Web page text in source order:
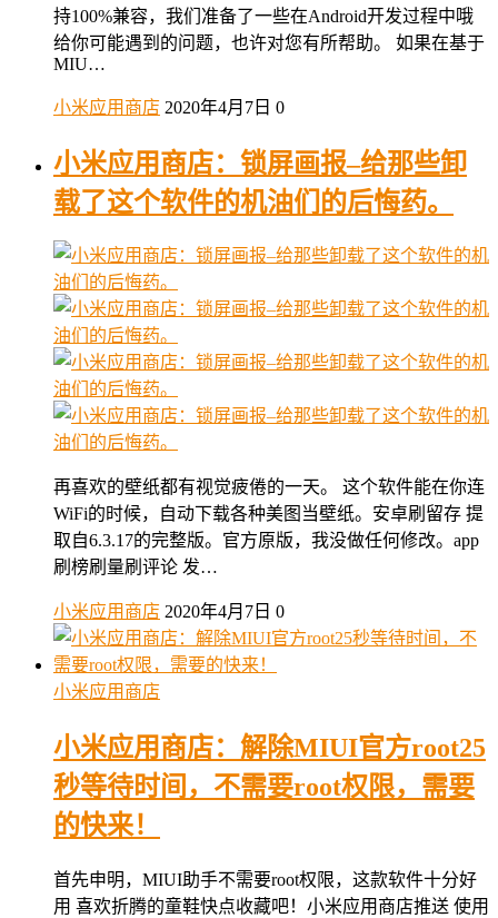
持100%兼容，我们准备了一些在Android开发过程中哦
给你可能遇到的问题，也许对您有所帮助。 如果在基于
MIU…
小米应用商店 2020年4月7日 0
小米应用商店：锁屏画报–给那些卸
载了这个软件的机油们的后悔药。
再喜欢的壁纸都有视觉疲倦的一天。 这个软件能在你连
WiFi的时候，自动下载各种美图当壁纸。安卓刷留存 提
取自6.3.17的完整版。官方原版，我没做任何修改。app
刷榜刷量刷评论 发…
小米应用商店 2020年4月7日 0
小米应用商店
小米应用商店：解除MIUI官方root25
秒等待时间，不需要root权限，需要
的快来！
首先申明，MIUI助手不需要root权限，这款软件十分好
用 喜欢折腾的童鞋快点收藏吧！小米应用商店推送 使用